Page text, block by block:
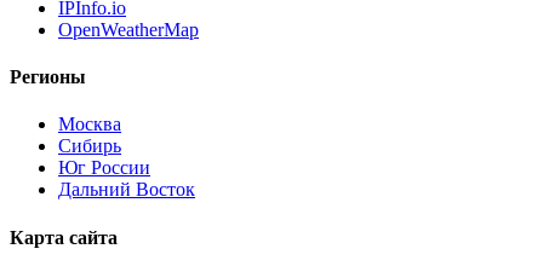
IPInfo.io
OpenWeatherMap
Регионы
Москва
Сибирь
Юг России
Дальний Восток
Карта сайта